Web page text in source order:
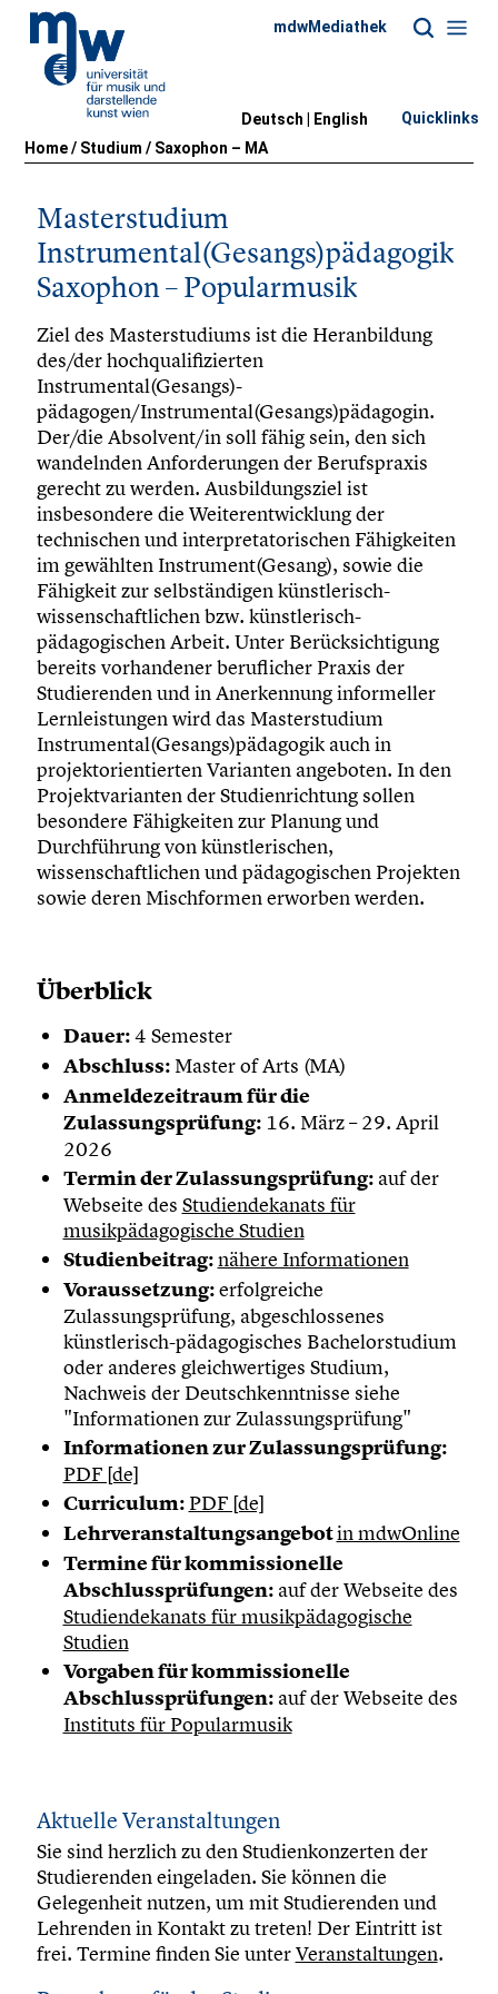
Home/ Studium / Saxophon – MA
mdwMediathek
Deutsch | English Quicklinks
Masterstudium
Instrumental(Gesangs)pädagogik
Saxophon – Popularmusik
Ziel des Masterstudiums ist die Heranbildung
des/der hochqualifizierten
Instrumental(Gesangs)-
pädagogen/Instrumental(Gesangs)pädagogin.
Der/die Absolvent/in soll fähig sein, den sich
wandelnden Anforderungen der Berufspraxis
gerecht zu werden. Ausbildungsziel ist
insbesondere die Weiterentwicklung der
technischen und interpretatorischen Fähigkeiten
im gewählten Instrument(Gesang), sowie die
Fähigkeit zur selbständigen künstlerisch-
wissenschaftlichen bzw. künstlerisch-
pädagogischen Arbeit. Unter Berücksichtigung
bereits vorhandener beruflicher Praxis der
Studierenden und in Anerkennung informeller
Lernleistungen wird das Masterstudium
Instrumental(Gesangs)pädagogik auch in
projektorientierten Varianten angeboten. In den
Projektvarianten der Studienrichtung sollen
besondere Fähigkeiten zur Planung und
Durchführung von künstlerischen,
wissenschaftlichen und pädagogischen Projekten
sowie deren Mischformen erworben werden.
Überblick
Dauer:4 Semester
Abschluss:Master of Arts (MA)
Anmeldezeitraum für die
Zulassungsprüfung:16. März – 29. April
2026
Termin der Zulassungsprüfung:auf der
Webseite des Studiendekanats für
musikpädagogische Studien
Studienbeitrag:nähere Informationen
Voraussetzung:erfolgreiche
Zulassungsprüfung, abgeschlossenes
künstlerisch-pädagogisches Bachelorstudium
oder anderes gleichwertiges Studium,
Nachweis der Deutschkenntnisse siehe
"Informationen zur Zulassungsprüfung"
Informationen zur Zulassungsprüfung:
PDF [de]
Curriculum: PDF [de]
Lehrveranstaltungsangebotin mdwOnline
Termine für kommissionelle
Abschlussprüfungen:auf der Webseite des
Studiendekanats für musikpädagogische
Studien
Vorgaben für kommissionelle
Abschlussprüfungen:auf der Webseite des
Instituts für Popularmusik
Aktuelle Veranstaltungen
Sie sind herzlich zu den Studienkonzerten der
Studierenden eingeladen. Sie können die
Gelegenheit nutzen, um mit Studierenden und
Lehrenden in Kontakt zu treten! Der Eintritt ist
frei. Termine finden Sie unterVeranstaltungen.